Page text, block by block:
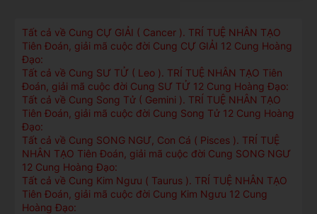
Tất cả về Cung CỰ GIẢI ( Cancer ). TRÍ TUỆ NHÂN TẠO
Tiên Đoán, giải mã cuộc đời Cung CỰ GIẢI 12 Cung Hoàng
Đạo:
Tất cả về Cung SƯ TỬ ( Leo ). TRÍ TUỆ NHÂN TẠO Tiên
Đoán, giải mã cuộc đời Cung SƯ TỬ 12 Cung Hoàng Đạo:
Tất cả về Cung Song Tử ( Gemini ). TRÍ TUỆ NHÂN TẠO
Tiên Đoán, giải mã cuộc đời Cung Song Tử 12 Cung Hoàng
Đạo:
Tất cả về Cung SONG NGƯ, Con Cá ( Pisces ). TRÍ TUỆ
NHÂN TẠO Tiên Đoán, giải mã cuộc đời Cung SONG NGƯ
12 Cung Hoàng Đạo:
Tất cả về Cung Kim Ngưu ( Taurus ). TRÍ TUỆ NHÂN TẠO
Tiên Đoán, giải mã cuộc đời Cung Kim Ngưu 12 Cung
Hoàng Đạo: